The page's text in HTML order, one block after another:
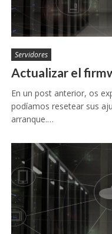
Servidores
Actualizar el
En un post anterior, os
podíamos resetear sus
arranque.…